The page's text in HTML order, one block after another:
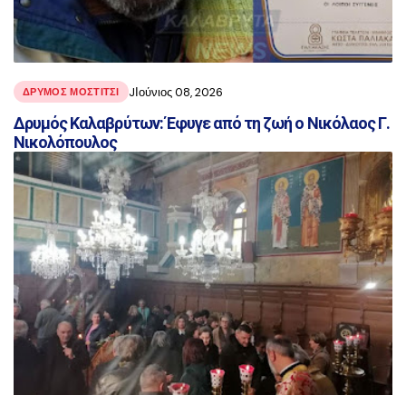
ΔΡΥΜΟΣ ΜΟΣΤΙΤΣΙ JΙούνιος 08, 2026
Δρυμός Καλαβρύτων: Έφυγε από τη ζωή ο Νικόλαος Γ.
Νικολόπουλος